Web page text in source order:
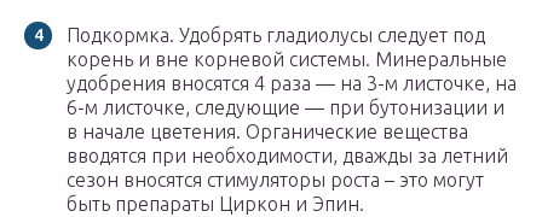
Подкормка. Удобрять гладиолусы следует под
корень и вне корневой системы. Минеральные
удобрения вносятся 4 раза — на 3-м листочке, на
6-м листочке, следующие — при бутонизации и
в начале цветения. Органические вещества
вводятся при необходимости, дважды за летний
сезон вносятся стимуляторы роста – это могут
быть препараты Циркон и Эпин.